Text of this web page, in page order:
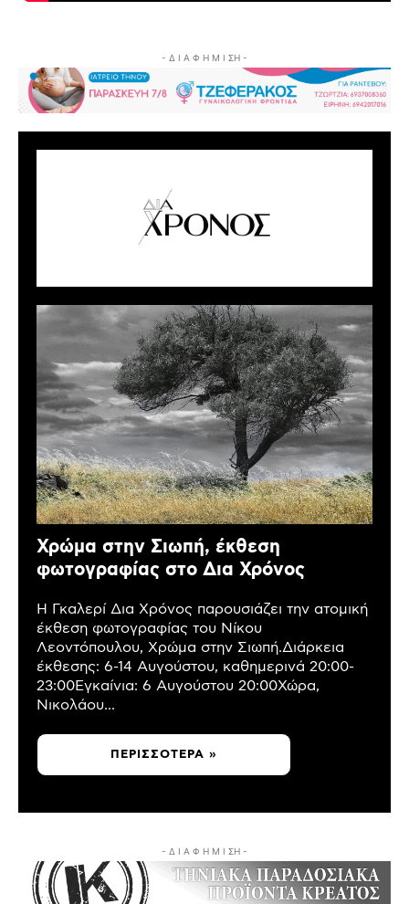
- Δ Ι Α Φ Η Μ Ι ΣΗ -
Χρώμα στην Σιωπή, έκθεση
φωτογραφίας στο Δια Χρόνος
Η Γκαλερί Δια Χρόνος παρουσιάζει την ατομική
έκθεση φωτογραφίας του Νίκου
Λεοντόπουλου, Χρώμα στην Σιωπή.Διάρκεια
έκθεσης: 6-14 Αυγούστου, καθημερινά 20:00-
23:00Εγκαίνια: 6 Αυγούστου 20:00Χώρα,
Νικολάου...
ΠΕΡΙΣΣΌΤΕΡΑ »
- Δ Ι Α Φ Η Μ Ι ΣΗ -